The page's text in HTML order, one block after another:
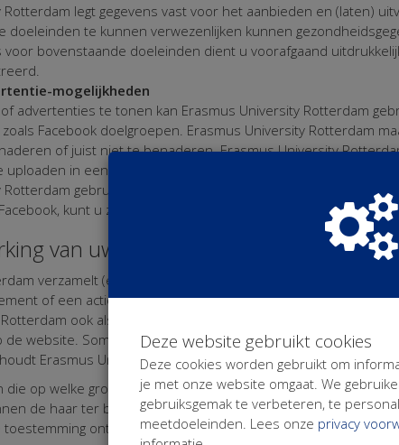
Rotterdam legt gegevens vast voor het aanbieden en (laten)
doeleinden te kunnen verwezenlijken kunnen
voor bovenstaande doeleinden dient u voorafgaand
mogelijkheden
advertenties te tonen kan Erasmus University Rotterdam
Facebook doelgroepen. Erasmus University Rotterdam
of juist niet te benaderen. Erasmus University
in een advertising-tool. Deze groep kan vervolgens
Rotterdam gebruikt de Facebook-pixel om de effectiviteit van
kunt u zich afmelden voor advertenties of uw
van uw Persoonsgegevens
verzamelt (en verwerkt daarmee) persoonsgegevens
of een actie start, sponsort, donateur wordt of een gift
ook als u zich registreert voor het ontvangen van
website. Soms worden persoonsgegevens door Erasmus
Erasmus University Rotterdam haar database up-to-date.
op welke grond ook persoonsgegevens achterlaat op de
de haar ter beschikking staande technische
toestemming ontbreekt, zal Erasmus University Rotterdam
Deze website gebruikt cookies
Deze cookies worden gebruikt om
je met onze website omgaat. We
gebruiksgemak te verbeteren, te
meetdoeleinden. Lees onze privacy